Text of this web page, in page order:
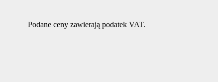
Podane ceny zawierają podatek VAT.